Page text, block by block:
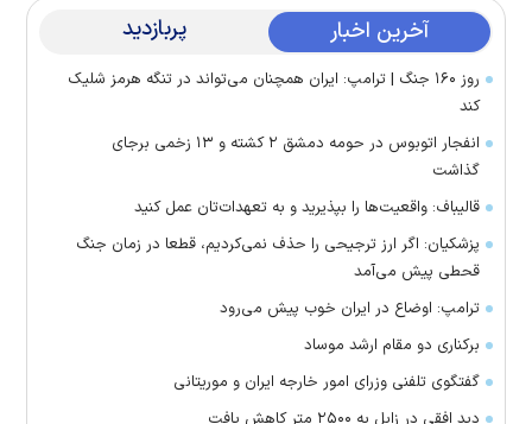
آخرین اخبار پربازدید
روز ۱۶۰ جنگ | ترامپ: ایران همچنان می‌تواند در تنگه هرمز شلیک
کند
انفجار اتوبوس در حومه دمشق ۲ کشته و ۱۳ زخمی برجای
گذاشت
قالیباف: واقعیت‌ها را بپذیرید و به تعهدات‌تان عمل کنید
پزشکیان: اگر ارز ترجیحی را حذف نمی‌کردیم، قطعا در زمان جنگ
قحطی پیش می‌آمد
ترامپ: اوضاع در ایران خوب پیش می‌رود
برکناری دو مقام ارشد موساد
گفتگوی تلفنی وزرای امور خارجه ایران و موریتانی